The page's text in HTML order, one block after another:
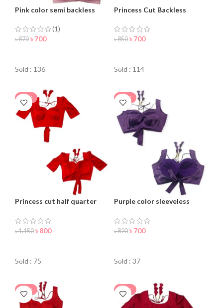
Pink color semi backless
(1)
৳870 ৳700
Sold : 136
Princess Cut Backless
৳850 ৳700
Sold : 114
-30%
Princess cut half quarter
৳1,150 ৳800
Sold : 75
-15%
Purple color sleeveless
৳820 ৳700
Sold : 37
-25% -20%